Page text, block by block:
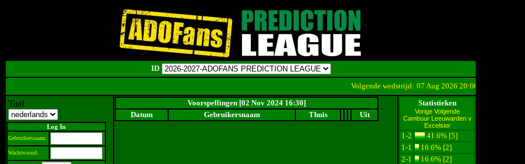
ID
Volgende wedstrijd: 07 Aug 2026 20:00 Cambuur
Taal
Log In
Gebruikersnaam:
Wachtwoord:
Voorspellingen [02 Nov 2024 16:30]
Datum
Gebruikersnaam Thuis Uit
Statistieken
Vorige Volgende
Cambuur Leeuwarden v
Excelsior
1-2
41.6% [5]
1-1
16.6% [2]
2-1
16.6% [2]